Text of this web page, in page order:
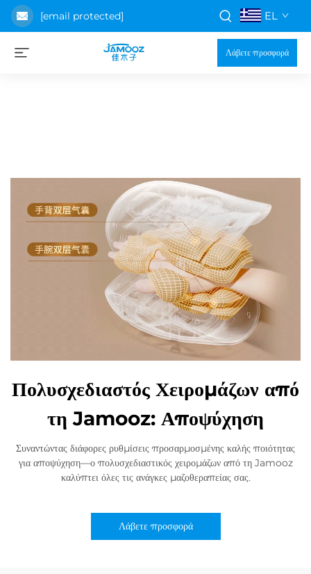
[email protected] EL
Λάβετε προσφορά
Πολυσχεδιαστός Χειρομάζων από
τη Jamooz: Αποψύχηση
Συναντώντας διάφορες ρυθμίσεις προσαρμοσμένης καλής ποιότητας
για αποψύχηση—ο πολυσχεδιαστικός χειρομάζων από τη Jamooz
καλύπτει όλες τις ανάγκες μαζοθεραπείας σας.
Λάβετε προσφορά